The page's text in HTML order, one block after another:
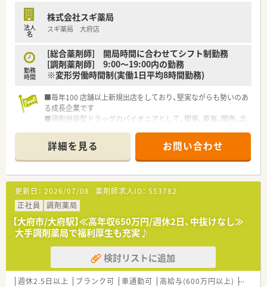
法人
名
株式会社スギ薬局
スギ薬局 大府店
勤務
時間
[総合薬剤師] 開局時間に合わせてシフト制勤務
[調剤薬剤師] 9:00～19:00内の勤務
※変形労働時間制(実働1日平均8時間勤務)
■毎年100 店舗以上新規出店をしており、堅実ながらも勢いのあ
る成長企業です
■調剤併設型ドラッグのパイオニアとして、関東、東海、関西、北
■研修制度は様々なプランがあり、集合研修だけでなく任意で受
講可能な研修も幅広く用意されています
■店舗で活躍する従業員、社外で活躍する従業員、将来経営幹部
となる従業員など、薬剤師として様々な活躍ができるフィールド
を用意されています
■総合薬剤師・調剤薬剤師（土日休み・19時までの勤務）どちらか
の働き方を選択できます
■調剤併設型だけでなく「医療モール・クリニック併設店舗」「敷
地内薬局」「訪問調剤特化型店舗」など様々な店舗を運営してい
ます
■在宅医療にも積極的取り組んでおり「訪問調剤特化型店舗」を
50店舗以上、無菌調剤室は業界最多の51店舗設置しています
■「プラチナくるみん認定企業」「健康経営優良法人2023（大規模
法人部門）認定」等を取得し一人ひとりが働きやすい環境が整備
詳細を見る お問い合わせ
更新日： 2026/07/08 薬剤師求人ID： 553782
正社員
調剤薬局
【大府市/大府駅】≪高年収650万円/週休2日、中抜けなし≫
大手調剤薬局で福利厚生も充実♪
検討リストに追加
週休2.5日以上 ブランク可 車通勤可 高給与(600万円以上) 寮・借